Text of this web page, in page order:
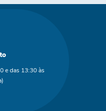
e das 13:30 às